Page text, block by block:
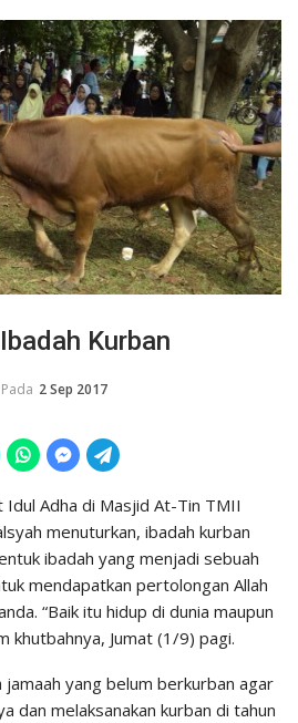
Kurban
Pada 2 Sep 2017
Idul Adha di Masjid At-Tin TMII
menuturkan, ibadah kurban
ibadah yang menjadi sebuah
mendapatkan pertolongan Allah
“Baik itu hidup di dunia maupun
khutbahnya, Jumat (1/9) pagi.
jamaah yang belum berkurban agar
dan melaksanakan kurban di tahun